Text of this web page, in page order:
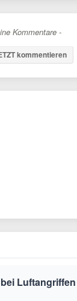
Kommentare -
kommentieren